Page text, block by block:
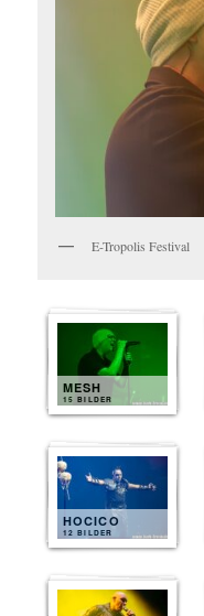
E-Tropolis Festival
MESH
15 BILDER
HOCICO
12 BILDER